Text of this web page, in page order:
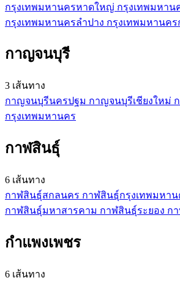
กรุงเทพมหานครหาดใหญ่ กรุงเทพมหาน
กรุงเทพมหานครลำปาง กรุงเทพมหานคร
กาญจนบุรี
3 เส้นทาง
กาญจนบุรีนครปฐม กาญจนบุรีเชียงใหม่
กรุงเทพมหานคร
กาฬสินธุ์
6 เส้นทาง
กาฬสินธุ์สกลนคร กาฬสินธุ์กรุงเทพมหาน
กาฬสินธุ์มหาสารคาม กาฬสินธุ์ระยอง ก
กำแพงเพชร
6 เส้นทาง